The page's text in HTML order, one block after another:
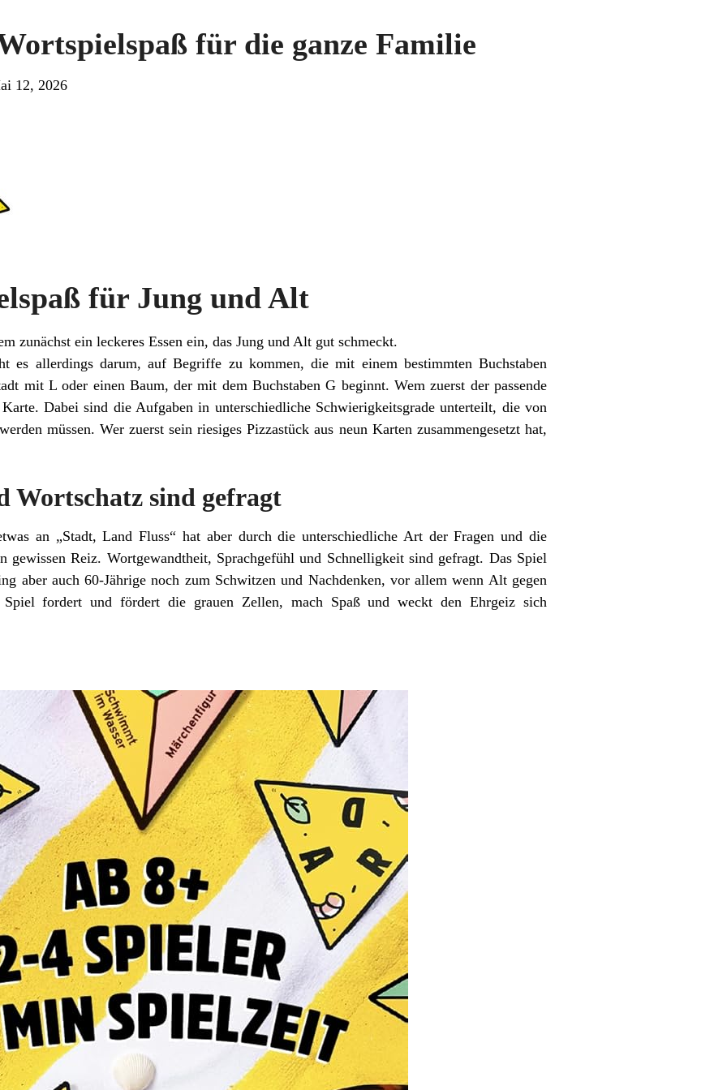
für die ganze Familie
12, 2026
für Jung und Alt
zunächst ein leckeres Essen ein, das Jung und Alt gut schmeckt.
es allerdings darum, auf Begriffe zu kommen, die mit einem bestimmten Buchstaben
mit L oder einen Baum, der mit dem Buchstaben G beginnt. Wem zuerst der passende
Dabei sind die Aufgaben in unterschiedliche Schwierigkeitsgrade unterteilt, die von
müssen. Wer zuerst sein riesiges Pizzastück aus neun Karten zusammengesetzt hat,
Wortschatz sind gefragt
an „Stadt, Land Fluss“ hat aber durch die unterschiedliche Art der Fragen und die
gewissen Reiz. Wortgewandtheit, Sprachgefühl und Schnelligkeit sind gefragt. Das Spiel
aber auch 60-Jährige noch zum Schwitzen und Nachdenken, vor allem wenn Alt gegen
Spiel fordert und fördert die grauen Zellen, mach Spaß und weckt den Ehrgeiz sich